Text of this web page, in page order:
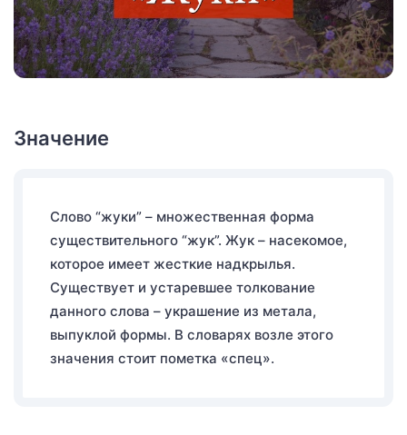
Значение
Слово “жуки” – множественная форма
существительного “жук”. Жук – насекомое,
которое имеет жесткие надкрылья.
Существует и устаревшее толкование
данного слова – украшение из метала,
выпуклой формы. В словарях возле этого
значения стоит пометка «спец».